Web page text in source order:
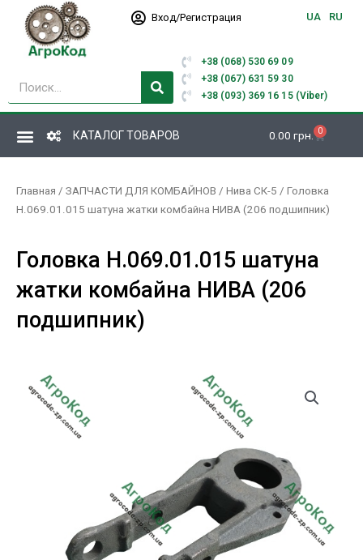
Перейти
содержимому
Вход/Регистрация UA RU
Поиск
+38 (068) 530 69 09
+38 (067) 631 59 30
+38 (093) 369 16 15 (Viber)
КАТАЛОГ ТОВАРОВ 0.00 грн. 0
Корзина
Главная / ЗАПЧАСТИ ДЛЯ КОМБАЙНОВ / Нива СК-5 / Головка
Н.069.01.015 шатуна жатки комбайна НИВА (206 подшипник)
Головка Н.069.01.015 шатуна
жатки комбайна НИВА (206
подшипник)